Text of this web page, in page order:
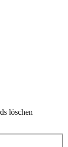
löschen